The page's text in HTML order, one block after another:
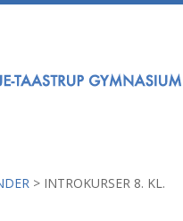
> INTROKURSER 8. KL.